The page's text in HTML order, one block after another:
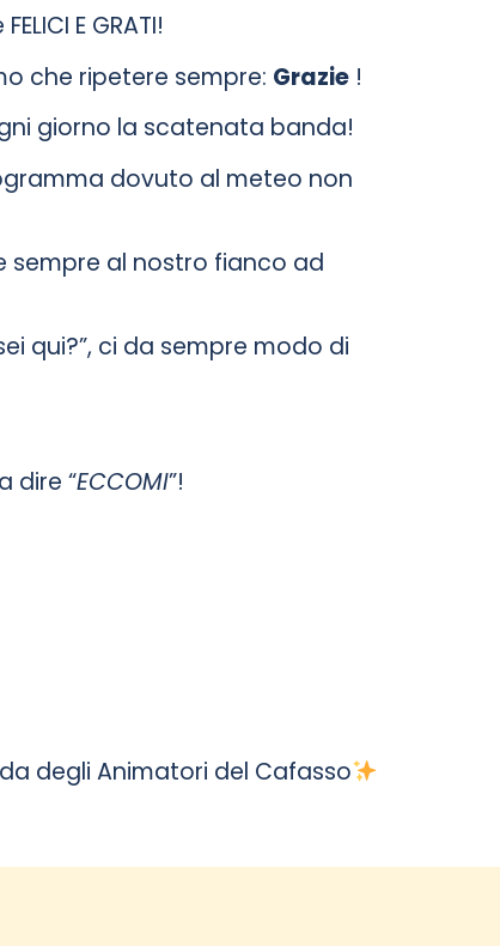
E GRATI!
che ripetere sempre: Grazie!
giorno la scatenata banda!
dovuto al meteo non
sempre al nostro fianco ad
qui?”, ci da sempre modo di
dire “ECCOMI”!
degli Animatori del Cafasso